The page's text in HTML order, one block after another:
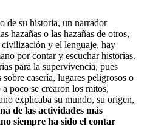
de su historia, un narrador
hazañas o las hazañas de otros,
civilización y el lenguaje, hay
por contar y escuchar historias.
para la supervivencia, pues
casería, lugares peligrosos o
poco se crearon los mitos,
explicaba su mundo, su origen,
de las actividades más
siempre ha sido el contar